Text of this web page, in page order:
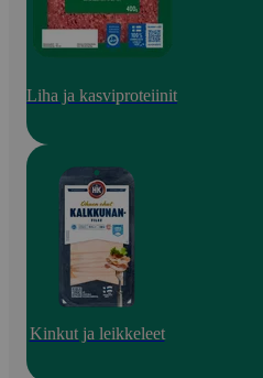
Liha ja kasviproteiinit
Kinkut ja leikkeleet